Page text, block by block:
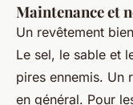
Maintenance et
Un revêtement
Le sel, le sable et
pires ennemis. Un
en général. Pour